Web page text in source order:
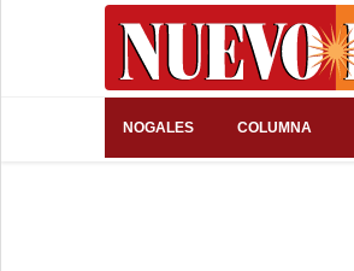
NOGALES COLUMNA